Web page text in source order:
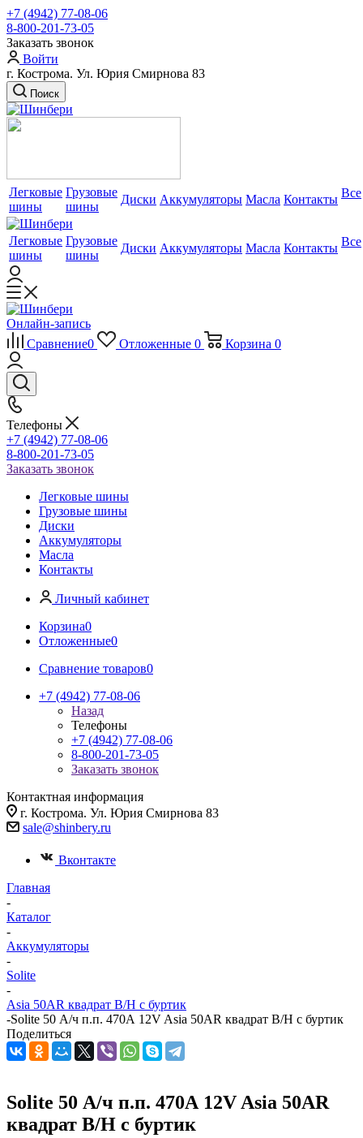
+7 (4942) 77-08-06
8-800-201-73-05
Заказать звонок
Войти
г. Кострома. Ул. Юрия Смирнова 83
Поиск
Легковые
шины
Грузовые
шины
Диски Аккумуляторы Масла Контакты Все
Легковые
шины
Грузовые
шины
Диски Аккумуляторы Масла Контакты Все
Онлайн-запись
Сравнение0 Отложенные 0 Корзина 0
Телефоны
+7 (4942) 77-08-06
8-800-201-73-05
Заказать звонок
Легковые шины
Грузовые шины
Диски
Аккумуляторы
Масла
Контакты
Личный кабинет
Корзина0
Отложенные0
Сравнение товаров0
+7 (4942) 77-08-06
Назад
Телефоны
+7 (4942) 77-08-06
8-800-201-73-05
Заказать звонок
Контактная информация
г. Кострома. Ул. Юрия Смирнова 83
sale@shinbery.ru
Вконтакте
Главная
-
Каталог
-
Аккумуляторы
-
Solite
-
Asia 50AR квадрат B/H с буртик
-Solite 50 А/ч п.п. 470А 12V Asia 50AR квадрат B/H с буртик
Поделиться
Solite 50 А/ч п.п. 470А 12V Asia 50AR
квадрат B/H с буртик